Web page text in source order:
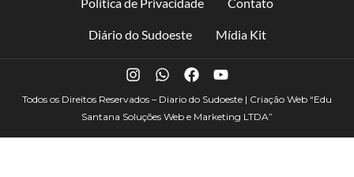
Diário do Sudoeste Mídia Kit
Todos os Direitos Reservados – Diario do Sudoeste | Criação Web “Edu
Santana Soluções Web e Marketing LTDA”